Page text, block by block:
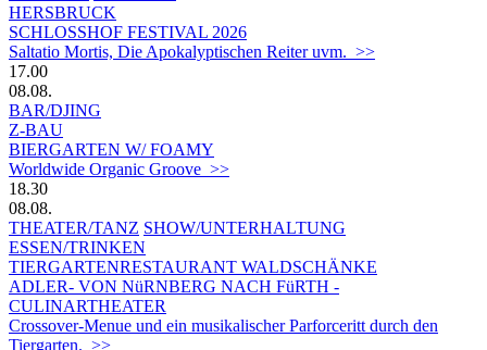
HERSBRUCK
SCHLOSSHOF FESTIVAL 2026
Saltatio Mortis, Die Apokalyptischen Reiter uvm. >>
17.00
08.08.
BAR/DJING
Z-BAU
BIERGARTEN W/ FOAMY
Worldwide Organic Groove >>
18.30
08.08.
THEATER/TANZ SHOW/UNTERHALTUNG
ESSEN/TRINKEN
TIERGARTEN­RESTAURANT WALDSCHÄNKE
ADLER- VON NüRNBERG NACH FüRTH -
CULINARTHEATER
Crossover-Menue und ein musikalischer Parforceritt durch den
Tiergarten. >>